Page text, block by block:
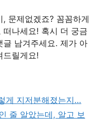
문제없겠죠? 꼼꼼하게
나세요! 혹시 더 궁금
글 남겨주세요. 제가 아
드릴게요!
게 지저분해졌는지…
줄 알았는데, 알고 보